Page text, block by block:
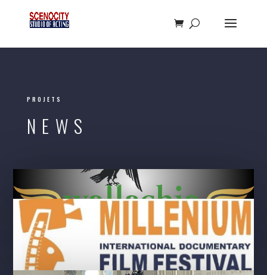
PROJETS
NEWS